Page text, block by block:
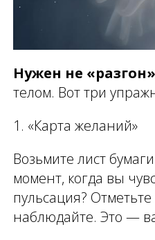
Нужен не
телом. Вот три
1. «Карта желаний»
Возьмите лист
момент, когда вы
пульсация?
наблюдайте. Это —